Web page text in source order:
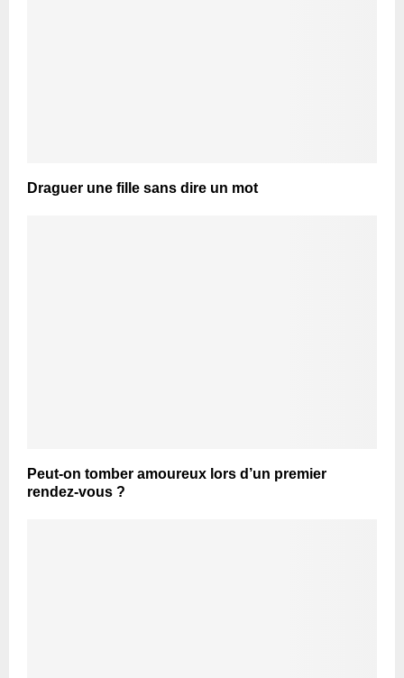
Draguer une fille sans dire un mot
Peut-on tomber amoureux lors d’un premier
rendez-vous ?